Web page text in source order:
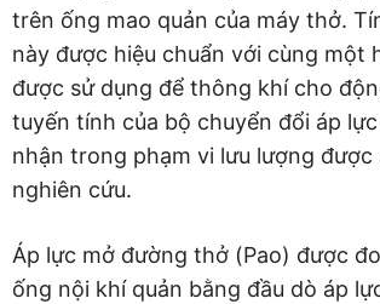
trên ống mao quản của máy thở.
này được hiệu chuẩn với cùng một
được sử dụng để thông khí cho
tuyến tính của bộ chuyển đổi áp
nhận trong phạm vi lưu lượng
nghiên cứu.
Áp lực mở đường thở (Pao) được
ống nội khí quản bằng đầu dò áp